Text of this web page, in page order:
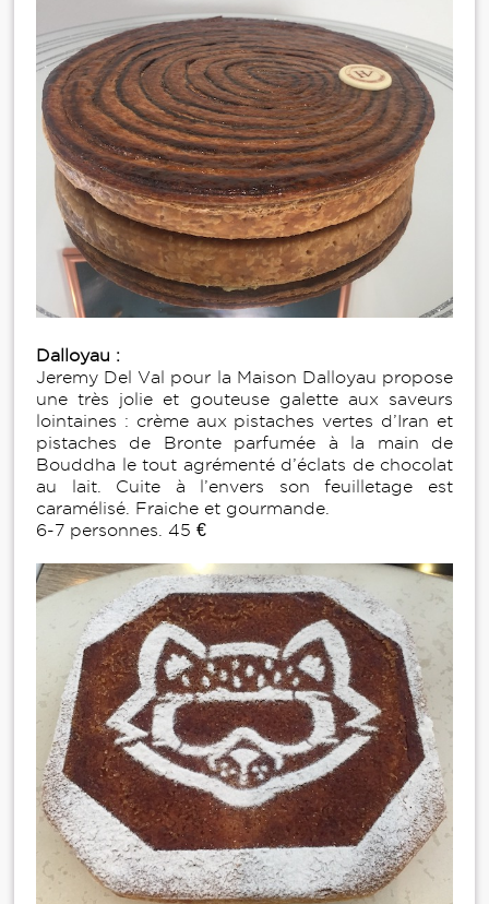
Dalloyau :
Jeremy Del Val pour la Maison Dalloyau propose
une très jolie et gouteuse galette aux saveurs
lointaines : crème aux pistaches vertes d’Iran et
pistaches de Bronte parfumée à la main de
Bouddha le tout agrémenté d’éclats de chocolat
au lait. Cuite à l’envers son feuilletage est
caramélisé. Fraiche et gourmande.
6-7 personnes. 45 €